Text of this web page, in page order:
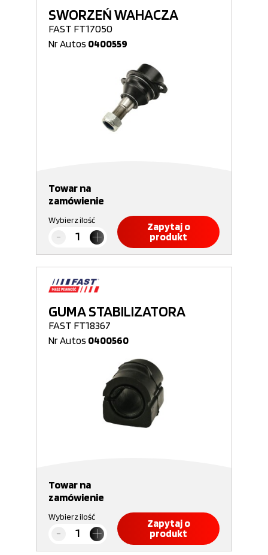
SWORZEŃ WAHACZA
FAST FT17050
Nr Autos 0400559
Towar na
zamówienie
Wybierz ilość
Zapytaj o
produkt
GUMA STABILIZATORA
FAST FT18367
Nr Autos 0400560
Towar na
zamówienie
Wybierz ilość
Zapytaj o
produkt